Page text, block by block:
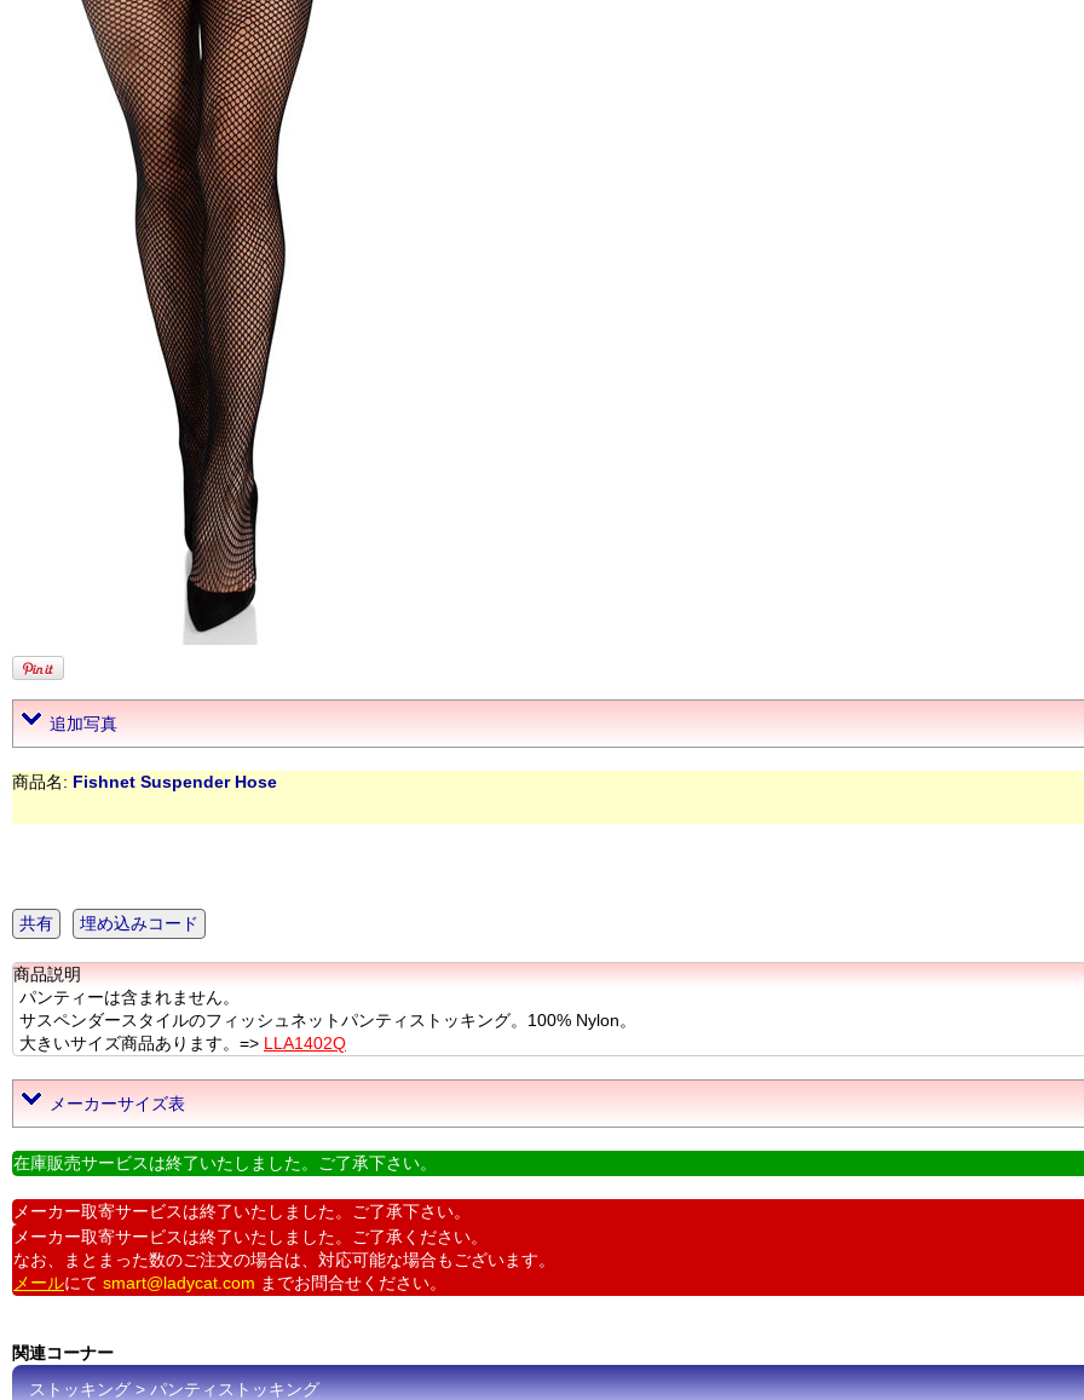
追加写真
商品名: Fishnet Suspender Hose
共有 埋め込みコード
商品説明
パンティーは含まれません。
サスペンダースタイルのフィッシュネットパンティストッキング。100% Nylon。
大きいサイズ商品あります。=> LLA1402Q
メーカーサイズ表
在庫販売サービスは終了いたしました。ご了承下さい。
メーカー取寄サービスは終了いたしました。ご了承下さい。
メーカー取寄サービスは終了いたしました。ご了承ください。
なお、まとまった数のご注文の場合は、対応可能な場合もございます。
メールにて smart@ladycat.com までお問合せください。
関連コーナー
ストッキング > パンティストッキング